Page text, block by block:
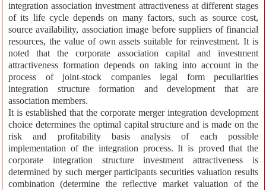
integration association investment attractiveness at different stages
of its life cycle depends on many factors, such as source cost,
source availability, association image before suppliers of financial
resources, the value of own assets suitable for reinvestment. It is
noted that the corporate association capital and investment
attractiveness formation depends on taking into account in the
process of joint-stock companies legal form peculiarities
integration structure formation and development that are
association members.
It is established that the corporate merger integration development
choice determines the optimal capital structure and is made on the
risk and profitability basis analysis of each possible
implementation of the integration process. It is proved that the
corporate integration structure investment attractiveness is
determined by such merger participants securities valuation results
combination (determine the reflective market valuation of the